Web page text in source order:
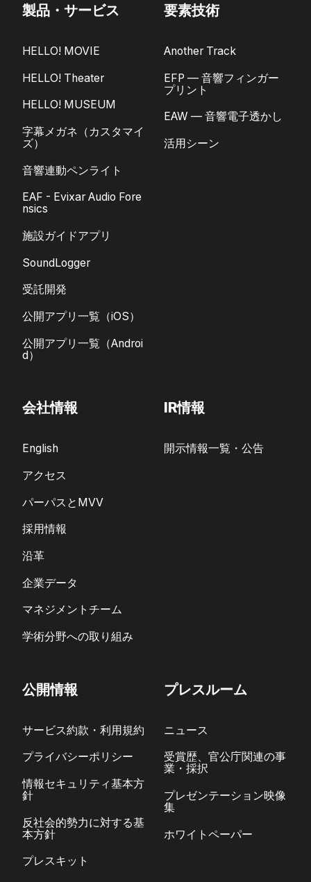
製品・サービス
HELLO! MOVIE
HELLO! Theater
HELLO! MUSEUM
字幕メガネ（カスタマイ
ズ）
音響連動ペンライト
EAF - Evixar Audio Fore
nsics
施設ガイドアプリ
SoundLogger
受託開発
公開アプリ一覧（iOS）
公開アプリ一覧（Androi
d）
要素技術
Another Track
EFP — 音響フィンガー
プリント
EAW — 音響電子透かし
活用シーン
会社情報
English
アクセス
パーパスとMVV
採用情報
沿革
企業データ
マネジメントチーム
学術分野への取り組み
IR情報
開示情報一覧・公告
公開情報
サービス約款・利用規約
プライバシーポリシー
情報セキュリティ基本方
針
反社会的勢力に対する基
本方針
プレスキット
プレスルーム
ニュース
受賞歴、官公庁関連の事
業・採択
プレゼンテーション映像
集
ホワイトペーパー